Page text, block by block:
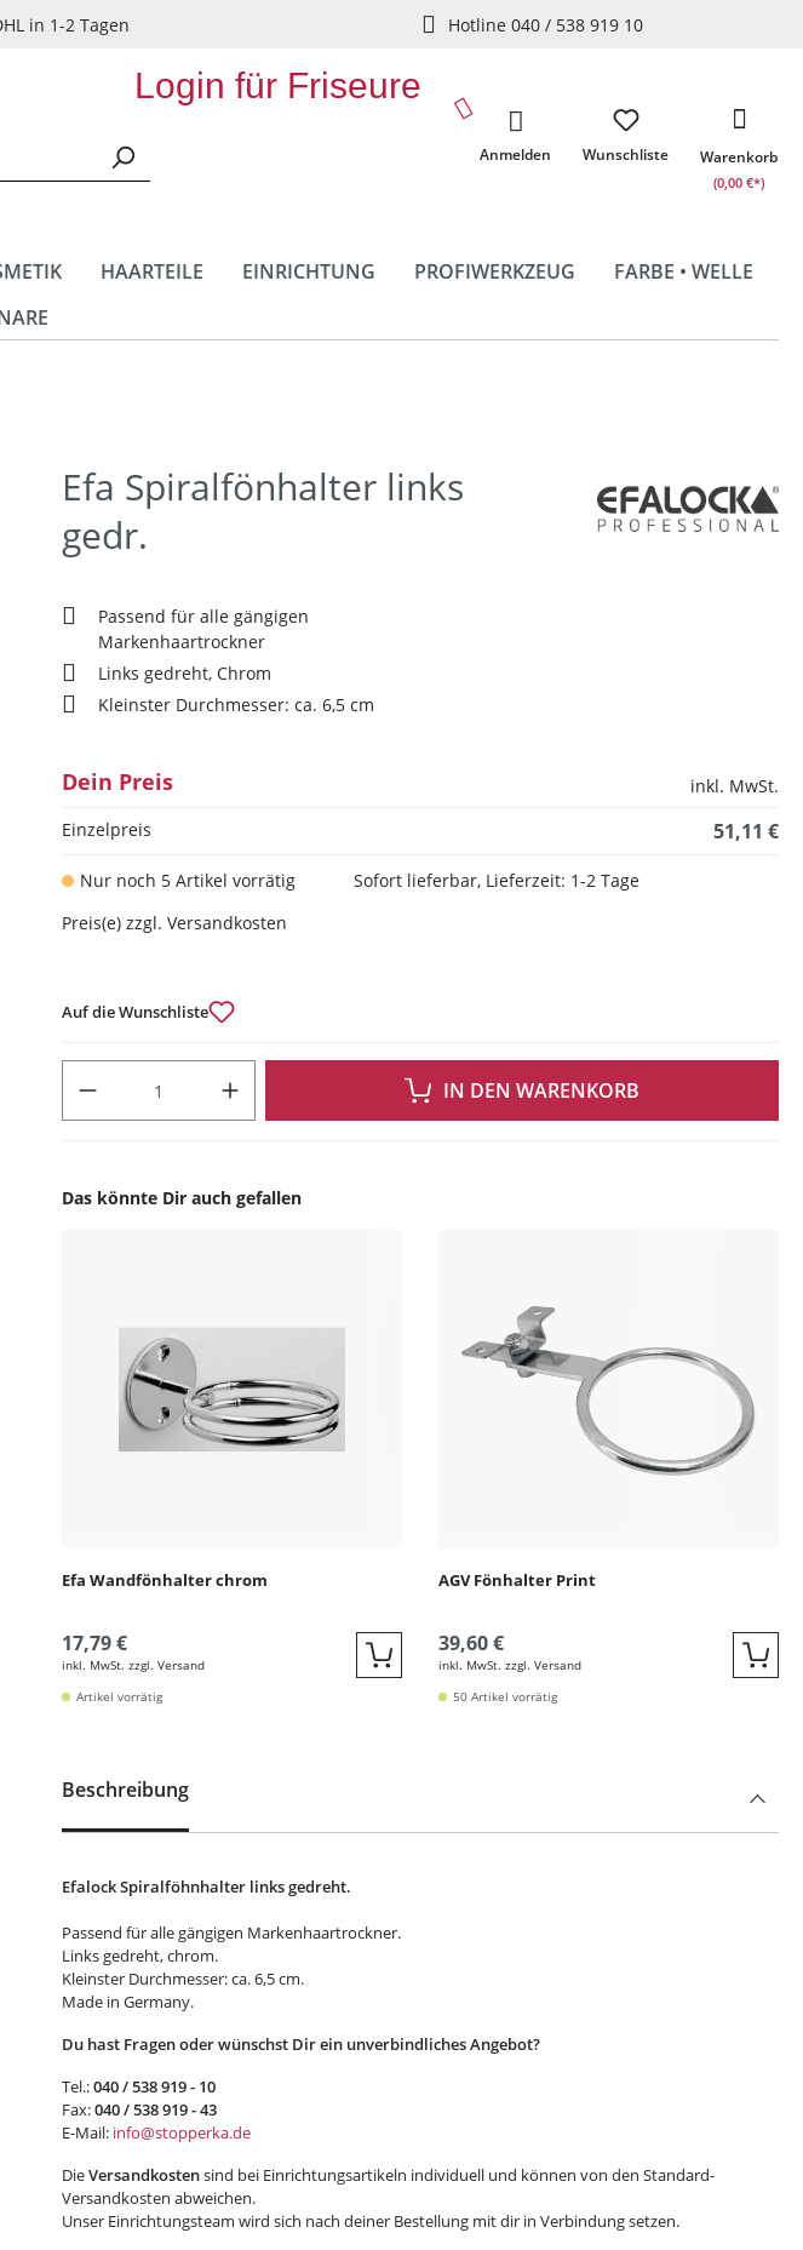
in 1-2 Tagen Hotline 040 / 538 919 10
Login für Friseure
Wunschliste
Anmelden Warenkorb
(0,00 €*)
HAARTEILE EINRICHTUNG PROFIWERKZEUG
FARBE • WELLE
Efa Spiralfönhalter links
gedr.
Passend für alle gängigen
Markenhaartrockner
Links gedreht, Chrom
Kleinster Durchmesser: ca. 6,5 cm
Dein Preis
inkl. MwSt.
Einzelpreis
51,11 €
Nur noch 5 Artikel vorrätig
Sofort lieferbar, Lieferzeit: 1-2 Tage
Preis(e) zzgl. Versandkosten
Auf die Wunschliste
IN DEN WARENKORB
Das könnte Dir auch gefallen
Efa Wandfönhalter chrom
17,79 €
inkl. MwSt. zzgl. Versand Quickbuy
Artikel vorrätig
AGV Fönhalter Print
39,60 €
inkl. MwSt. zzgl. Versand
50 Artikel vorrätig
Beschreibung
Efalock Spiralföhnhalter links gedreht.
Passend für alle gängigen Markenhaartrockner.
Links gedreht, chrom.
Kleinster Durchmesser: ca. 6,5 cm.
Made in Germany.
Du hast Fragen oder wünschst Dir ein unverbindliches Angebot?
Tel.:040 / 538 919 - 10
Fax:040 / 538 919 - 43
E-Mail: info@stopperka.de
DieVersandkostensind bei Einrichtungsartikeln individuell und können von den Standard-
Versandkosten abweichen.
Unser Einrichtungsteam wird sich nach deiner Bestellung mit dir in Verbindung setzen.